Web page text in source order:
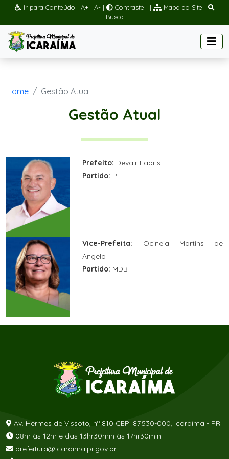
Ir para Conteúdo | A+ | A- | Contraste | | Mapa do Site |
Busca
Home Gestão Atual
Gestão Atual
Prefeito: Devair Fabris
Partido: PL
Vice-Prefeita: Ocineia Martins de
Angelo
Partido: MDB
Av. Hermes de Vissoto, nº 810 CEP: 87.530-000, Icaraíma - PR
08hr às 12hr e das 13hr30min às 17hr30min
prefeitura@icaraima.pr.gov.br